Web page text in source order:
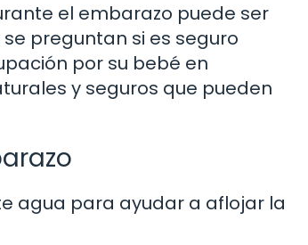
el embarazo puede ser
preguntan si es seguro
por su bebé en
y seguros que pueden
agua para ayudar a aflojar la